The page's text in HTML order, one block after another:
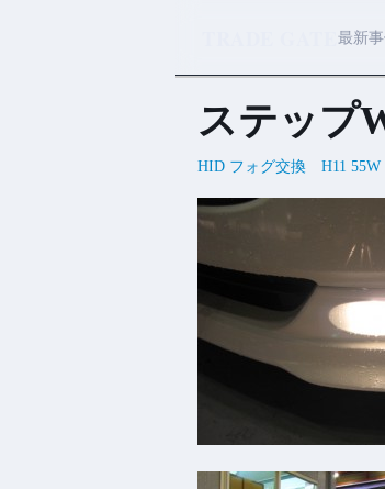
最新
ステップ
HID フォグ交換 H11 55W